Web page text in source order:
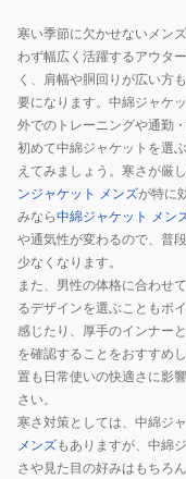
寒い季節に欠かせないメン
わず幅広く活躍するアウタ
く、肩幅や胴回りが広い方
要になります。中綿ジャケ
外でのトレーニングや通勤
初めて中綿ジャケットを選
えてみましょう。寒さが厳
ンジャケット メンズが特に
みなら中綿ジャケット メン
や通気性が変わるので、普
少なくなります。
また、男性の体格に合わせ
るデザインを選ぶこともポ
感じたり、厚手のインナー
を確認することをおすすめ
置も日常使いの快適さに影
さい。
寒さ対策としては、中綿ジ
メンズもありますが、中綿
さや見た目の好みはもちろ